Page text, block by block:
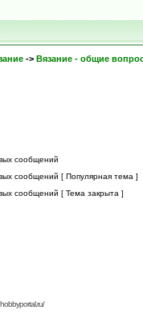
-> Вязание - общие
сообщений
сообщений [ Популярная тема ]
сообщений [ Тема закрыта ]